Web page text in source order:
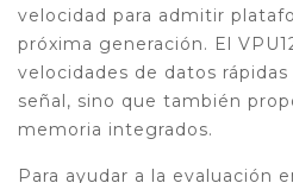
velocidad para admitir
próxima generación. El
velocidades de datos
señal, sino que también
memoria integrados.
Para ayudar a la evaluación